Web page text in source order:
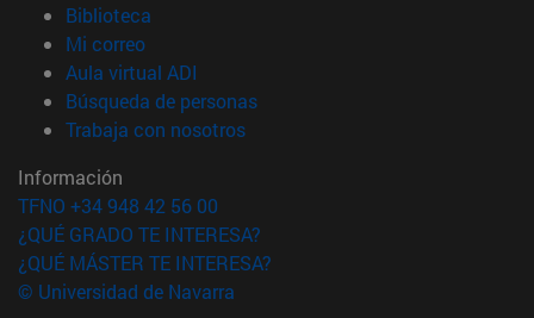
Biblioteca
Mi correo(abre en nueva ventana)
Aula virtual ADI
Búsqueda de personas(abre en nueva ventana)
Trabaja con nosotros(abre en nueva ventana)
Información
TFNO +34 948 42 56 00
¿QUÉ GRADO TE INTERESA?
¿QUÉ MÁSTER TE INTERESA?
© Universidad de Navarra